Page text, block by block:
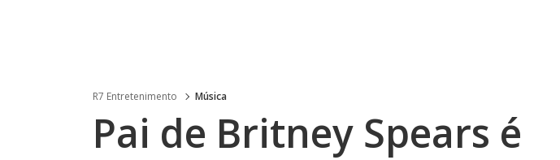
R7 Entretenimento Música
Pai de Britney Spears é